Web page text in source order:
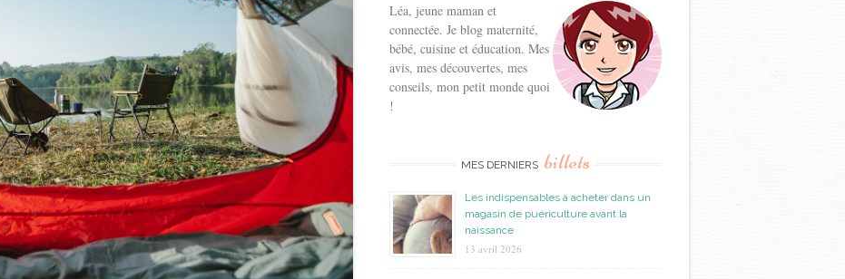
Léa, jeune maman et
connectée. Je blog maternité,
bébé, cuisine et éducation. Mes
avis, mes découvertes, mes
conseils, mon petit monde quoi
!
MES DERNIERS billets
Les indispensables à acheter dans un
magasin de puériculture avant la
naissance
13 avril 2026